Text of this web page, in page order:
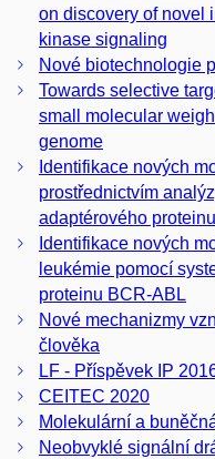
on discovery of novel
kinase signaling
Nové biotechnologie
Towards selective
small molecular
genome
Identifikace nových
prostřednictvím
adaptérového
Identifikace nových
leukémie pomocí
proteinu BCR-ABL
Nové mechanizmy
člověka
LF - Příspěvek IP
CEITEC 2020
Molekulární a
Neobvyklé signální